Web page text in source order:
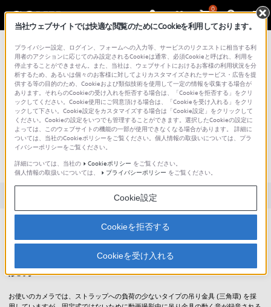
0
総合サポート・お問い合わせ
文書番号 : SH000156555 / 最終更新日 : 2025/03/11
動画撮影時に、ストラップを通す吊り
金具の動く音が録音されてしまいます
（α：アルファ：ILCA-77M2、SLT-
A99V）
説明
お使いのカメラでは、ストラップへの負荷の少ないタイプの吊り金具 (三角環) を採
当社ウェブサイトでは快適な閲覧のためにCookieを利用しております。
プライバシー設定、ログイン、フォームへの入力等、サービスのリクエストに相当する利
用者のアクションに応じてのみ設定されるCookieは通常、必須Cookieと呼ばれ、利用を
停止することができません。また、当社は、ウェブサイトにおけるお客様の利用状況を分
析するため、あるいは個々のお客様に対してよりカスタマイズされたサービス・広告を提
供する等の目的のため、Cookieおよび類似技術を使用して一定の情報を収集する場合が
あります。それらのCookieの受け入れを拒否する場合は、「Cookieを拒否する」をクリ
ックしてください。Cookie使用にご同意頂ける場合は、「Cookieを受け入れる」をクリ
ックして下さい。Cookie設定をカスタマイズする場合は「Cookie設定」をクリックして
ください。Cookieの設定をいつでも管理することができます。選択したCookieの設定に
よっては、このウェブサイトの機能の一部が使用できなくなる場合があります。 詳細に
ついては、当社のCookieポリシーをご覧ください。個人情報の取扱いについては、プラ
イバシーポリシーをご覧ください。
詳細については、当社の
Cookieポリシー をご覧ください。
個人情報の取扱いについては、
プライバシーポリシー をご覧ください。
Cookie設定
Cookieを拒否する
Cookieを受け入れる